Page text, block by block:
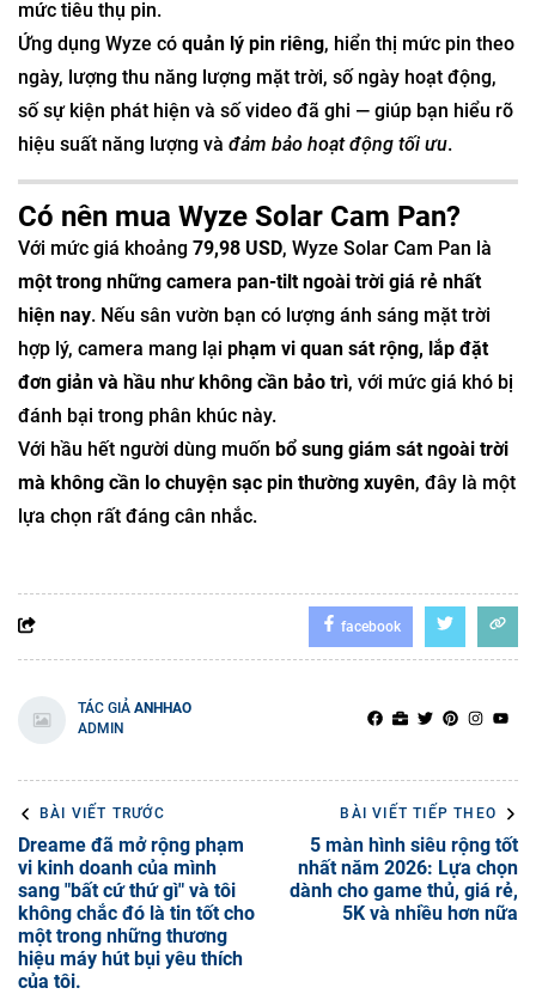
mức tiêu thụ pin.
Ứng dụng Wyze có quản lý pin riêng, hiển thị mức pin theo
ngày, lượng thu năng lượng mặt trời, số ngày hoạt động,
số sự kiện phát hiện và số video đã ghi — giúp bạn hiểu rõ
hiệu suất năng lượng và đảm bảo hoạt động tối ưu.
Có nên mua Wyze Solar Cam Pan?
Với mức giá khoảng 79,98 USD, Wyze Solar Cam Pan là
một trong những camera pan-tilt ngoài trời giá rẻ nhất
hiện nay. Nếu sân vườn bạn có lượng ánh sáng mặt trời
hợp lý, camera mang lại phạm vi quan sát rộng, lắp đặt
đơn giản và hầu như không cần bảo trì, với mức giá khó bị
đánh bại trong phân khúc này.
Với hầu hết người dùng muốn bổ sung giám sát ngoài trời
mà không cần lo chuyện sạc pin thường xuyên, đây là một
lựa chọn rất đáng cân nhắc.
facebook
TÁC GIẢ ANHHAO
ADMIN
BÀI VIẾT TRƯỚC
Dreame đã mở rộng phạm
vi kinh doanh của mình
sang "bất cứ thứ gì" và tôi
không chắc đó là tin tốt cho
một trong những thương
hiệu máy hút bụi yêu thích
của tôi.
BÀI VIẾT TIẾP THEO
5 màn hình siêu rộng tốt
nhất năm 2026: Lựa chọn
dành cho game thủ, giá rẻ,
5K và nhiều hơn nữa